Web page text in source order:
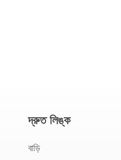
দ্রুত লিঙ্ক
বাড়ি